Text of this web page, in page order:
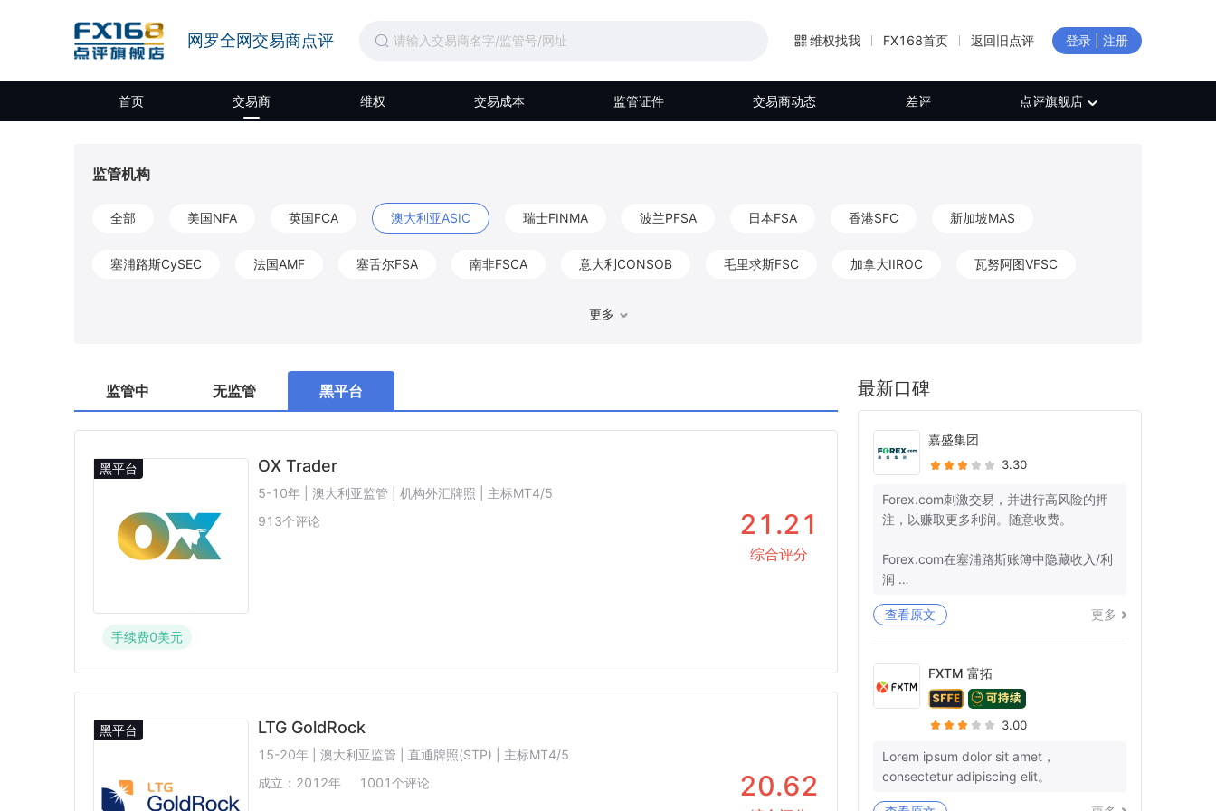
网罗全网交易商点评 维权找我 FX168首页 返回旧点评 登录 | 注册
首页 交易商 维权 交易成本 监管证件 交易商动态 差评 点评旗舰店
监管机构
全部 美国NFA 英国FCA 澳大利亚ASIC 瑞士FINMA 波兰PFSA 日本FSA 香港SFC 新加坡MAS
塞浦路斯CySEC 法国AMF 塞舌尔FSA 南非FSCA 意大利CONSOB 毛里求斯FSC 加拿大IIROC 瓦努阿图VFSC
伯利兹FSC
马耳他MFSA 柬埔寨SERC 拉脱维亚FKTK 白俄罗斯NBRB
更多
监管中 无监管 黑平台
黑平台 OX Trader
5-10年 | 澳大利亚监管 | 机构外汇牌照 | 主标MT4/5
913个评论 21.21
综合评分
手续费0美元
黑平台 LTG GoldRock
15-20年 | 澳大利亚监管 | 直通牌照(STP) | 主标MT4/5
成立： 2012年 1001个评论 20.62
最新口碑
嘉盛集团
3.30
Forex.com刺激交易，并进行高风险的押
注，以赚取更多利润。随意收费。
Forex.com在塞浦路斯账簿中隐藏收入/利
润
+监管机构确保那里的管辖权。
-欧盟：第25条
我有10多个参考号码，而不是我的钱。你
3月29日，我们就退款清关和结束所有后
续行动达成了明确的协议。
查看原文 更多
FXTM 富拓
3.00
Lorem ipsum dolor sit amet，
consectetur adipiscing elit。